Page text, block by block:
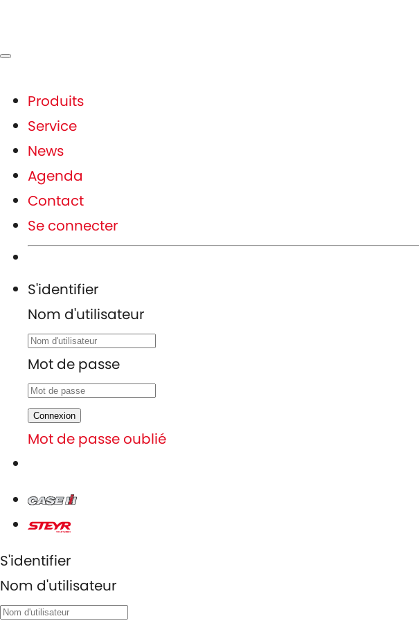
Produits
Service
News
Agenda
Contact
Se connecter
S'identifier
Nom d'utilisateur
Mot de passe
Connexion
Mot de passe oublié
S'identifier
Nom d'utilisateur